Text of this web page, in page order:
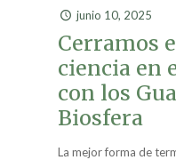
junio 10, 2025
Cerramos
ciencia en
con los
Biosfera
La mejor forma de